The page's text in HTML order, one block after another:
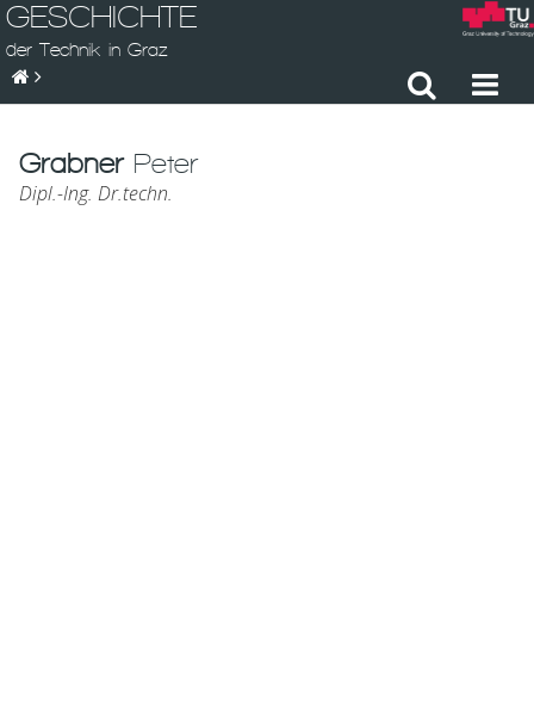
GESCHICHTE
der Technik in Graz
GrabnerPeter
Dipl.-Ing. Dr.techn.